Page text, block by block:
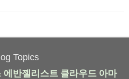
Topics
에반젤리스트 클라우드 아마